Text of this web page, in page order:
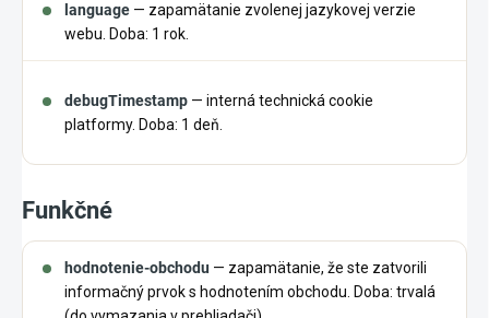
language — zapamätanie zvolenej jazykovej verzie
webu. Doba: 1 rok.
debugTimestamp — interná technická cookie
platformy. Doba: 1 deň.
Funkčné
hodnotenie-obchodu — zapamätanie, že ste zatvorili
informačný prvok s hodnotením obchodu. Doba: trvalá